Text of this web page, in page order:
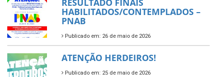
RESULTADO FINAIS
HABILITADOS/CONTEMPLADOS –
PNAB
Publicado em: 26 de maio de 2026
ATENÇÃO HERDEIROS!
Publicado em: 25 de maio de 2026